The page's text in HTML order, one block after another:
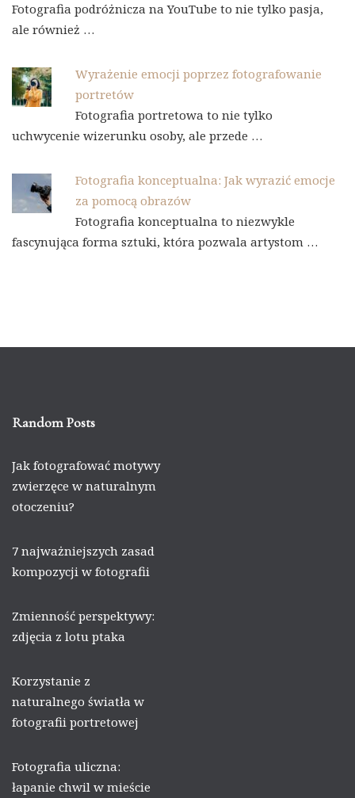
Fotografia podróżnicza na YouTube to nie tylko pasja,
ale również …
Wyrażenie emocji poprzez fotografowanie
portretów
Fotografia portretowa to nie tylko
uchwycenie wizerunku osoby, ale przede …
Fotografia konceptualna: Jak wyrazić emocje
za pomocą obrazów
Fotografia konceptualna to niezwykle
fascynująca forma sztuki, która pozwala artystom …
Random Posts
Jak fotografować motywy
zwierzęce w naturalnym
otoczeniu?
7 najważniejszych zasad
kompozycji w fotografii
Zmienność perspektywy:
zdjęcia z lotu ptaka
Korzystanie z
naturalnego światła w
fotografii portretowej
Fotografia uliczna:
łapanie chwil w mieście